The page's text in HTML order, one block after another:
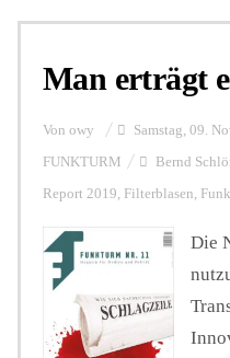
Man erträgt
Von owy Samstag, 09.
FUNKTURM Bernd
Report 2019, Filterblasen,
Die